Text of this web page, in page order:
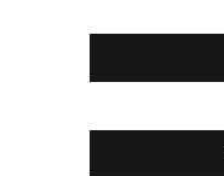
Ver
Ver